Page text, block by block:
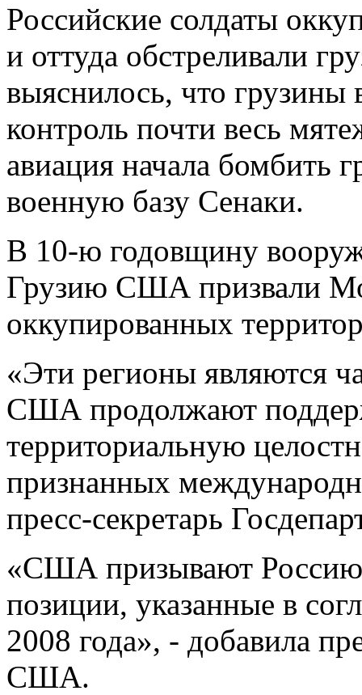
Российские солдаты
и оттуда обстреливали
выяснилось, что грузины
контроль почти весь
авиация начала бомбить
военную базу Сенаки.
В 10-ю годовщину
Грузию США призвали
оккупированных
«Эти регионы являются
США продолжают
территориальную
признанных
пресс-секретарь
«США призывают Россию
позиции, указанные в
2008 года», - добавила
США.